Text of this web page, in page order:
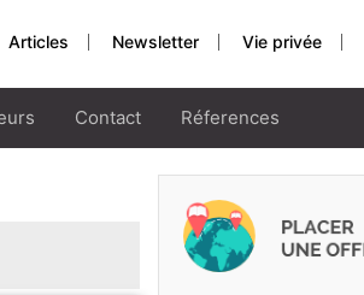
Articles Newsletter Vie privée
Contact Réferences